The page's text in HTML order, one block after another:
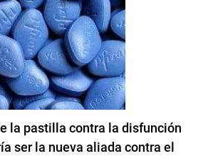
la pastilla contra la disfunción
ser la nueva aliada contra el